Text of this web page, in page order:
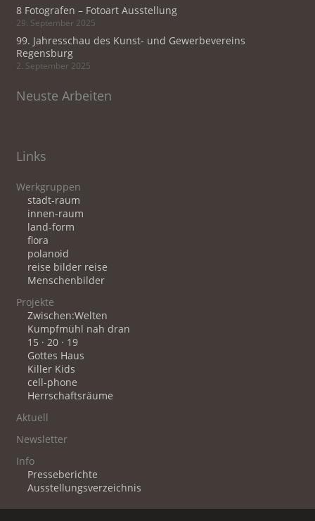
8 Fotografen – Fotoart Ausstellung
29. September 2025
99. Jahresschau des Kunst- und Gewerbevereins
Regensburg
2. September 2025
Neuste Arbeiten
Links
Werkgruppen
stadt-raum
innen-raum
land-form
flora
polanoid
reise bilder reise
Menschenbilder
Projekte
Zwischen:Welten
Kumpfmühl nah dran
15 · 20 · 19
Gottes Haus
Killer Kids
cell-phone
Herrschaftsräume
Aktuell
Newsletter
Info
Presseberichte
Ausstellungsverzeichnis